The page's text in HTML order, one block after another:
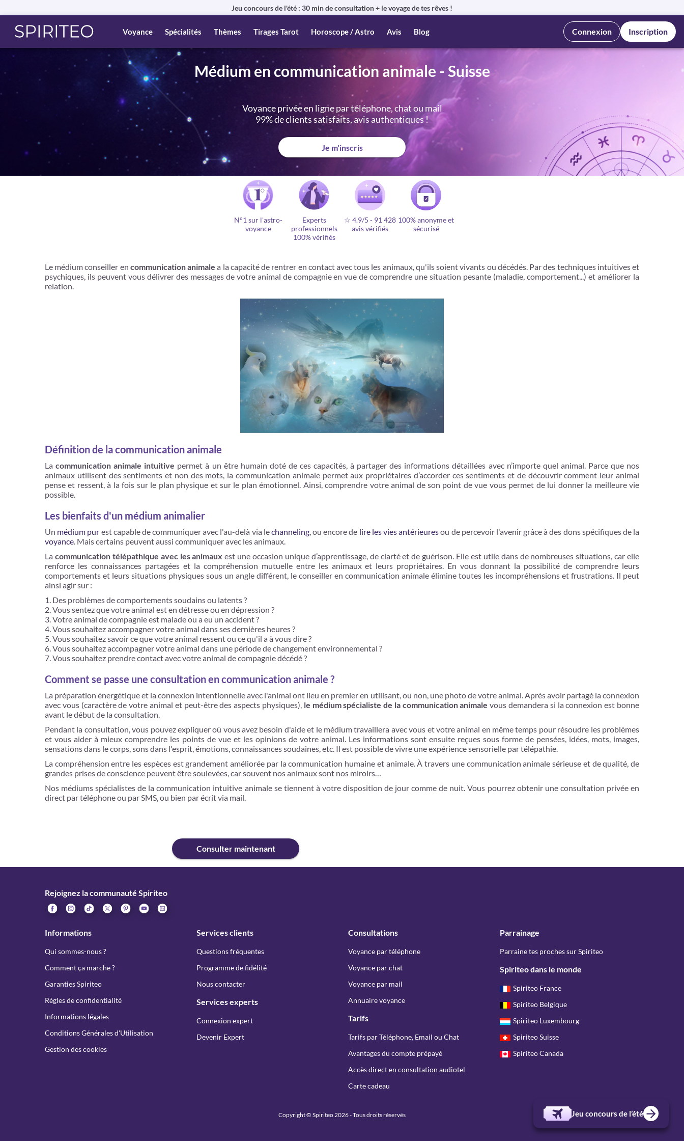
Jeu concours de l'été : 30 min de consultation + le voyage de tes rêves !
Voyance Spécialités Thèmes Tirages Tarot Horoscope / Astro Avis Blog Connexion Inscription
Médium en communication animale - Suisse
Voyance privée en ligne par téléphone, chat ou mail
99% de clients satisfaits, avis authentiques !
Je m'inscris
N°1 sur l'astro-
voyance
Experts
professionnels
100% vérifiés
☆ 4.9/5 - 91 428
avis vérifiés
100% anonyme et
sécurisé
Le médium conseiller en communication animale a la capacité de rentrer en contact avec tous les animaux, qu'ils soient vivants ou décédés. Par des techniques intuitives et
psychiques, ils peuvent vous délivrer des messages de votre animal de compagnie en vue de comprendre une situation pesante (maladie, comportement...) et améliorer la
relation.
Définition de la communication animale
Lacommunication animale intuitive permet à un être humain doté de ces capacités, à partager des informations détaillées avec n’importe quel animal. Parce que nos
animaux utilisent des sentiments et non des mots, la communication animale permet aux propriétaires d’accorder ces sentiments et de découvrir comment leur animal
pense et ressent, à la fois sur le plan physique et sur le plan émotionnel. Ainsi, comprendre votre animal de son point de vue vous permet de lui donner la meilleure vie
possible.
Les bienfaits d'un médium animalier
Un médium pur est capable de communiquer avec l'au-delà via lechanneling, ou encore de lire les vies antérieuresou de percevoir l'avenir grâce à des dons spécifiques de la
voyance. Mais certains peuvent aussi communiquer avec les animaux.
La communication télépathique avec les animaux est une occasion unique d’apprentissage, de clarté et de guérison. Elle est utile dans de nombreuses situations, car elle
renforce les connaissances partagées et la compréhension mutuelle entre les animaux et leurs propriétaires. En vous donnant la possibilité de comprendre leurs
comportements et leurs situations physiques sous un angle différent, le conseiller en communication animale élimine toutes les incompréhensions et frustrations. Il peut
ainsi agir sur :
Des problèmes de comportements soudains ou latents ?
Vous sentez que votre animal est en détresse ou en dépression ?
Votre animal de compagnie est malade ou a eu un accident ?
Vous souhaitez accompagner votre animal dans ses dernières heures ?
Vous souhaitez savoir ce que votre animal ressent ou ce qu'il a à vous dire ?
Vous souhaitez accompagner votre animal dans une période de changement environnemental ?
Vous souhaitez prendre contact avec votre animal de compagnie décédé ?
Comment se passe une consultation en communication animale ?
La préparation énergétique et la connexion intentionnelle avec l'animal ont lieu en premier en utilisant, ou non, une photo de votre animal. Après avoir partagé la connexion
avec vous (caractère de votre animal et peut-être des aspects physiques), le médium spécialiste de la communication animale vous demandera si la connexion est bonne
avant le début de la consultation.
Pendant la consultation, vous pouvez expliquer où vous avez besoin d'aide et le médium travaillera avec vous et votre animal en même temps pour résoudre les problèmes
et vous aider à mieux comprendre les points de vue et les opinions de votre animal. Les informations sont ensuite reçues sous forme de pensées, idées, mots, images,
sensations dans le corps, sons dans l'esprit, émotions, connaissances soudaines, etc. Il est possible de vivre une expérience sensorielle par télépathie.
La compréhension entre les espèces est grandement améliorée par la communication humaine et animale. À travers une communication animale sérieuse et de qualité, de
grandes prises de conscience peuvent être soulevées, car souvent nos animaux sont nos miroirs…
Nos médiums spécialistes de la communication intuitive animale se tiennent à votre disposition de jour comme de nuit. Vous pourrez obtenir une consultation privée en
direct par téléphone ou par SMS, ou bien par écrit via mail.
Consulter maintenant
Jeu concours de l’été
Rejoignez la communauté Spiriteo
Informations
Qui sommes-nous ?
Comment ça marche ?
Garanties Spiriteo
Règles de confidentialité
Informations légales
Conditions Générales d'Utilisation
Gestion des cookies
Services clients
Questions fréquentes
Programme de fidélité
Nous contacter
Services experts
Connexion expert
Devenir Expert
Consultations
Voyance par téléphone
Voyance par chat
Voyance par mail
Annuaire voyance
Tarifs
Tarifs par Téléphone, Email ou Chat
Avantages du compte prépayé
Accès direct en consultation audiotel
Carte cadeau
Parrainage
Parraine tes proches sur Spiriteo
Spiriteo dans le monde
Spiriteo France
Spiriteo Belgique
Spiriteo Luxembourg
Spiriteo Suisse
Spiriteo Canada
Copyright © Spiriteo 2026 - Tous droits réservés